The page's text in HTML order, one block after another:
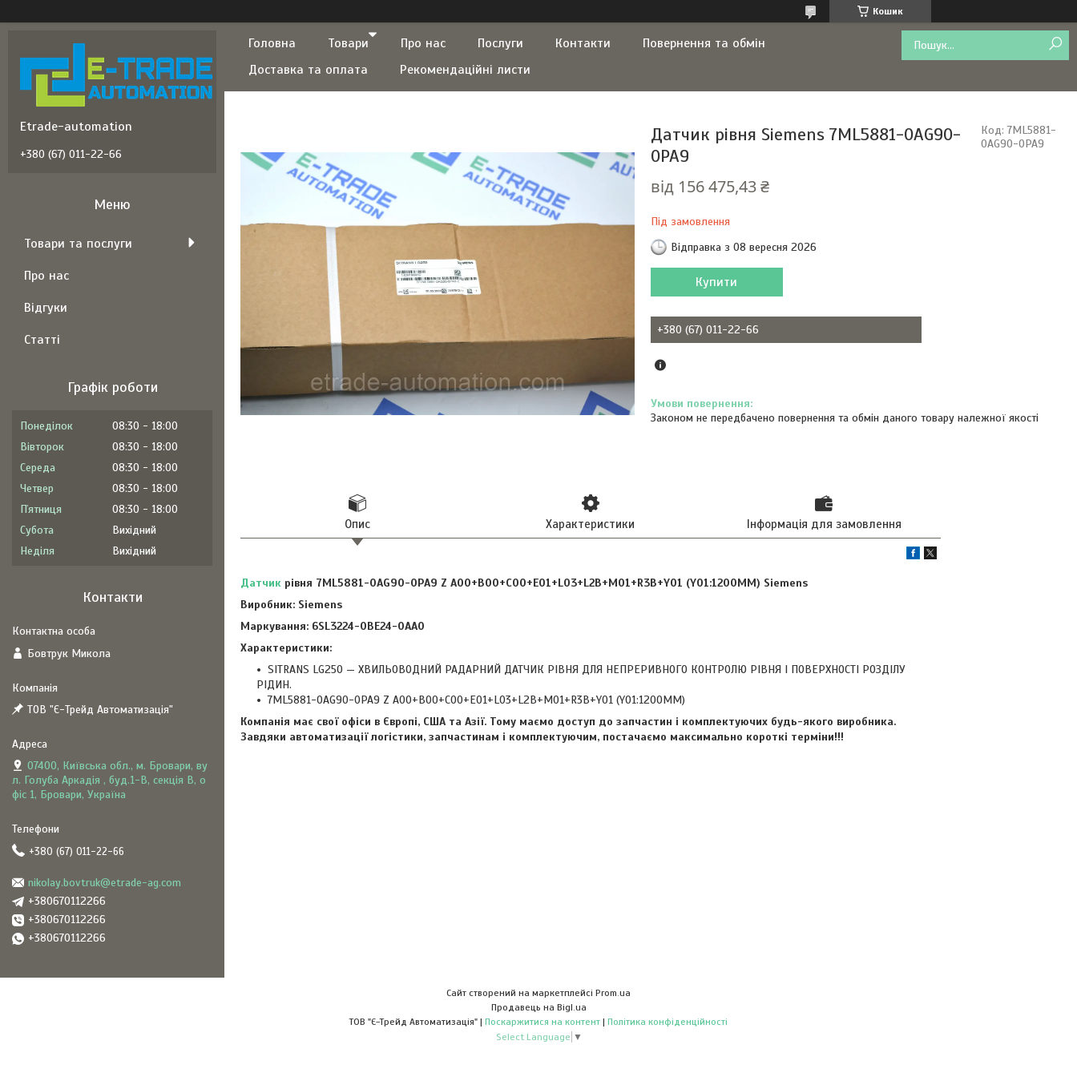
Кошик
Головна Товари Про нас Послуги Контакти
Повернення та обмін
Доставка та оплата
Рекомендаційні листи
Датчик рівня​​​​​​​ Siemens 7ML5881-0AG90-
0PA9
від 156 475,43 ₴
Під замовлення
Код:7ML5881-
0AG90-0PA9
Відправка з 08 вересня 2026
Купити
+380 (67) 011-22-66
Законом не передбачено повернення та обмін даного товару належної якості
Опис Характеристики Інформація для замовлення
Датчик рівня 7ML5881-0AG90-0PA9 Z A00+B00+C00+E01+L03+L2B+M01+R3B+Y01 (Y01:1200MM) Siemens
Виробник: Siemens
Маркування: 6SL3224-0BE24-0AA0
Характеристики:
SITRANS LG250 — ХВИЛЬОВОДНИЙ РАДАРНИЙ ДАТЧИК РІВНЯ ДЛЯ НЕПРЕРИВНОГО КОНТРОЛЮ РІВНЯ І ПОВЕРХНОСТІ РОЗДІЛУ
РІДИН.
7ML5881-0AG90-0PA9 Z A00+B00+C00+E01+L03+L2B+M01+R3B+Y01 (Y01:1200MM)
Компанія має свої офіси в Європі, США та Азії. Тому маємо доступ до запчастин і комплектуючих будь-якого виробника.
Завдяки автоматизації логістики, запчастинам і комплектуючим, постачаємо максимально короткі терміни!!!
Etrade-automation
+380 (67) 011-22-66
Товари та послуги
Про нас
Відгуки
Статті
Графік роботи
Понеділок 08:30
18:00
Вівторок
08:30
18:00
Середа
08:30
18:00
Четвер
08:30
18:00
Пʼятниця
08:30
18:00
Субота
Вихідний
Неділя
Вихідний
Контакти
Бовтрук Микола
ТОВ "Є-Трейд Автоматизація"
07400, Київська обл., м. Бровари, ву
л. Голуба Аркадія , буд.1-В, секція В, о
фіс 1, Бровари, Україна
+380 (67) 011-22-66
nikolay.bovtruk@etrade-ag.com
+380670112266
+380670112266
+380670112266
Сайт створений на маркетплейсі Prom.ua
Продавець на Bigl.ua
ТОВ "Є-Трейд Автоматизація" | Поскаржитися на контент | Політика конфіденційності
Select Language ▼